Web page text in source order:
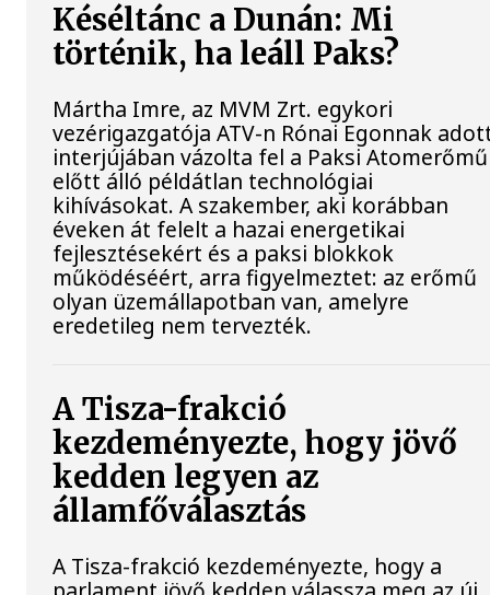
Késéltánc a Dunán: Mi
történik, ha leáll Paks?
Mártha Imre, az MVM Zrt. egykori
vezérigazgatója ATV-n Rónai Egonnak
interjújában vázolta fel a Paksi Atomerőmű
előtt álló példátlan technológiai
kihívásokat. A szakember, aki korábban
éveken át felelt a hazai energetikai
fejlesztésekért és a paksi blokkok
működéséért, arra figyelmeztet: az erőmű
olyan üzemállapotban van, amelyre
eredetileg nem tervezték.
A Tisza-frakció
kezdeményezte, hogy jövő
kedden legyen az
államfőválasztás
A Tisza-frakció kezdeményezte, hogy a